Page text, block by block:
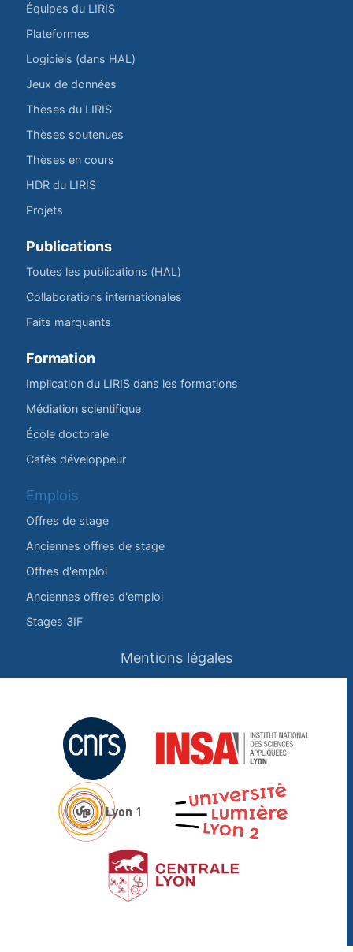
Équipes du LIRIS
Plateformes
Logiciels (dans HAL)
Jeux de données
Thèses du LIRIS
Thèses soutenues
Thèses en cours
HDR du LIRIS
Projets
Publications
Toutes les publications (HAL)
Collaborations internationales
Faits marquants
Formation
Implication du LIRIS dans les formations
Médiation scientifique
École doctorale
Cafés développeur
Emplois
Offres de stage
Anciennes offres de stage
Offres d'emploi
Anciennes offres d'emploi
Stages 3IF
Mentions légales